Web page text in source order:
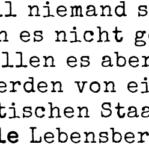
niemand
es nicht
es
von